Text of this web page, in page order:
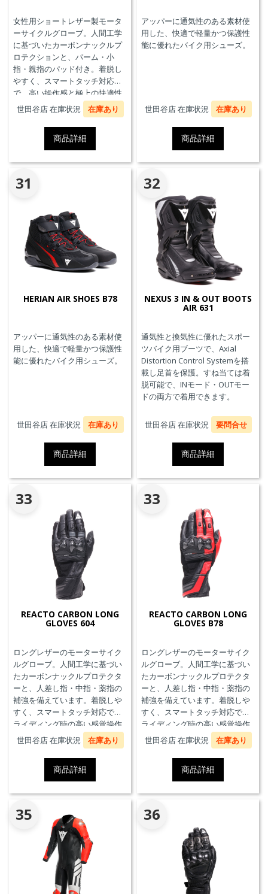
女性用ショートレザー製モータ
ーサイクルグローブ。人間工学
に基づいたカーボンナックルプ
ロテクションと、パーム・小
指・親指のパッド付き。着脱し
やすく、スマートタッチ対応
で、高い操作感と極上の快適性
を実現。
世田谷店 在庫状況 在庫あり
商品詳細
アッパーに通気性のある素材使
用した、快適で軽量かつ保護性
能に優れたバイク用シューズ。
世田谷店 在庫状況 在庫あり
商品詳細
31
HERIAN AIR SHOES B78
アッパーに通気性のある素材使
用した、快適で軽量かつ保護性
能に優れたバイク用シューズ。
世田谷店 在庫状況 在庫あり
商品詳細
32
NEXUS 3 IN & OUT BOOTS
AIR 631
通気性と換気性に優れたスポー
ツバイク用ブーツで、Axial
Distortion Control Systemを搭
載し足首を保護。すね当ては着
脱可能で、INモード・OUTモー
ドの両方で着用できます。
世田谷店 在庫状況 要問合せ
商品詳細
33
REACTO CARBON LONG
GLOVES 604
ロングレザーのモーターサイク
ルグローブ。人間工学に基づい
たカーボンナックルプロテクタ
ーと、人差し指・中指・薬指の
補強を備えています。着脱しや
すく、スマートタッチ対応で、
ライディング時の高い感覚操作
性と抜群の快適性を実現。
世田谷店 在庫状況 在庫あり
商品詳細
33
REACTO CARBON LONG
GLOVES B78
ロングレザーのモーターサイク
ルグローブ。人間工学に基づい
たカーボンナックルプロテクタ
ーと、人差し指・中指・薬指の
補強を備えています。着脱しや
すく、スマートタッチ対応で、
ライディング時の高い感覚操作
性と抜群の快適性を実現。
世田谷店 在庫状況 在庫あり
商品詳細
35 36